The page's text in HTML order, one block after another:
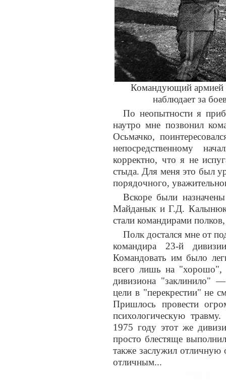
Командующий армией
наблюдает за
По неопытности я
наутро мне позвонил
Осьмачко,
непосредственному
корректно, что я не
стыда. Для меня это был
порядочного,
Вскоре были
Майданык и Г.Д.
стали командирами
Полк достался мне от
командира 23-й
Командовать им было
всего лишь на "хорошо",
дивизиона "заклинило"
цели в "перекрестии" не
Пришлось провести
психологическую
1975 году этот же
просто блестяще
также заслужил отличную
отличным...